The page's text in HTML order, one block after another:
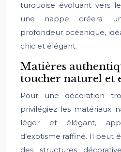
turquoise évoluant vers
une nappe créera
profondeur océanique,
chic et élégant.
Matières
toucher naturel et
Pour une décoration
privilégiez les matériaux
léger et élégant,
d’exotisme raffiné. Il peut
des structures